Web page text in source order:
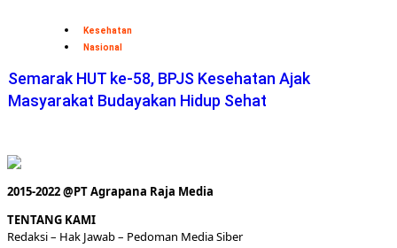
Kesehatan
Nasional
Semarak HUT ke-58, BPJS Kesehatan Ajak
Masyarakat Budayakan Hidup Sehat
2015-2022 @PT Agrapana Raja Media
TENTANG KAMI
Redaksi– Hak Jawab – Pedoman Media Siber